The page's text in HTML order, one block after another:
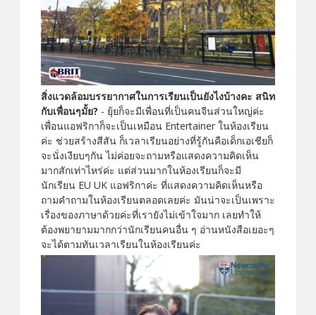
สิ่งแวดล้อมบรรยากาศในการเรียนเป็นยังไงบ้างคะ สนิท
กับเพื่อนๆมั้ย? - ยุ้ยก็จะมีเพื่อนที่เป็นคนจีนส่วนใหญ่ค่ะ
เพื่อนแอฟริกาก็จะเป็นเหมือน Entertainer ในห้องเรียน
ค่ะ ช่วยสร้างสีสัน ก็เวลาเรียนอย่างที่รู้กันคือเด็กเอเชียก็
จะนั่งเงียบๆกัน ไม่ค่อยจะถามหรือแสดงความคิดเห็น
มากสักเท่าไหร่ค่ะ แต่ส่วนมากในห้องเรียนก็จะมี
นักเรียน EU UK แอฟริกาค่ะ ที่แสดงความคิดเห็นหรือ
ถามคำถามในห้องเรียนตลอดเลยค่ะ มันน่าจะเป็นเพราะ
เรื่องของภาษาด้วยค่ะที่เรายังไม่เข้าใจมาก เลยทำให้
ต้องพยายามมากกว่านักเรียนคนอื่น ๆ อ่านหนังสือเยอะๆ
จะได้ตามทันเวลาเรียนในห้องเรียนค่ะ